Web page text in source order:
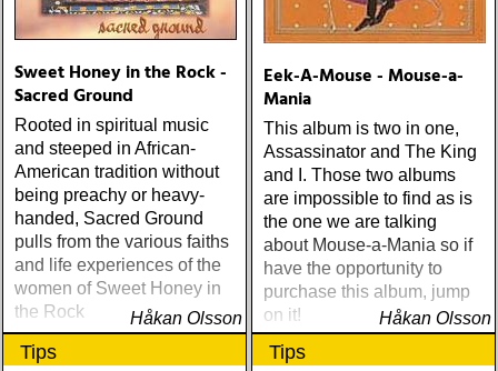
Grace (Sam Baker Music)
Guy Clark My Favorite
Richard Lindgren Driftwood
(Rootsy) Chip Taylor Block
Out The Sirens Of This
Lonely World (Trainwreck)
Nick Cave & The Bad
Seeds Push The Sky Away
(Bad Seed) Andi Almqvist
Warsaw Holiday (Rootsy)
Townes Van Zandt
Sunshine Boy: The
Unheard Studio Sessions &
Demos 1971-1972
(Omnivore) Naturligtvis
Sweet Honey in the Rock -
Sacred Ground
Rooted in spiritual music
and steeped in African-
American tradition without
being preachy or heavy-
handed, Sacred Ground
pulls from the various faiths
and life experiences of the
women of Sweet Honey in
the Rock
Håkan Olsson
Eek-A-Mouse - Mouse-a-
Mania
This album is two in one,
Assassinator and The King
and I. Those two albums
are impossible to find as is
the one we are talking
about Mouse-a-Mania so if
have the opportunity to
purchase this album, jump
on it!
Håkan Olsson
Tips Tips